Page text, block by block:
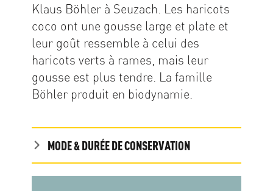
Klaus Böhler à Seuzach. Les haricots
coco ont une gousse large et plate et
leur goût ressemble à celui des
haricots verts à rames, mais leur
gousse est plus tendre. La famille
Böhler produit en biodynamie.
MODE & DURÉE DE CONSERVATION